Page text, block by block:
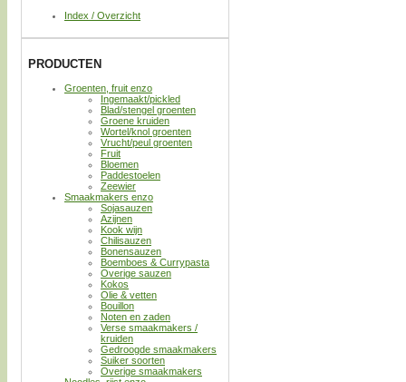
Index / Overzicht
PRODUCTEN
Groenten, fruit enzo
Ingemaakt/pickled
Blad/stengel groenten
Groene kruiden
Wortel/knol groenten
Vrucht/peul groenten
Fruit
Bloemen
Paddestoelen
Zeewier
Smaakmakers enzo
Sojasauzen
Azijnen
Kook wijn
Chilisauzen
Bonensauzen
Boemboes & Currypasta
Overige sauzen
Kokos
Olie & vetten
Bouillon
Noten en zaden
Verse smaakmakers /
kruiden
Gedroogde smaakmakers
Suiker soorten
Overige smaakmakers